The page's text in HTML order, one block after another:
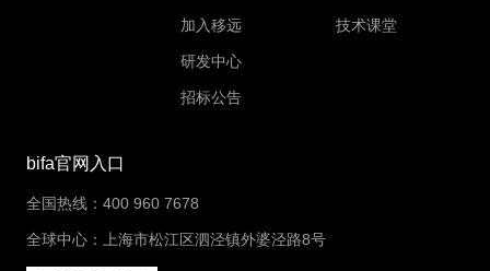
加入移远
研发中心
招标公告
技术课堂
bifa官网入口
全国热线：400 960 7678
全球中心：上海市松江区泗泾镇外婆泾路8号